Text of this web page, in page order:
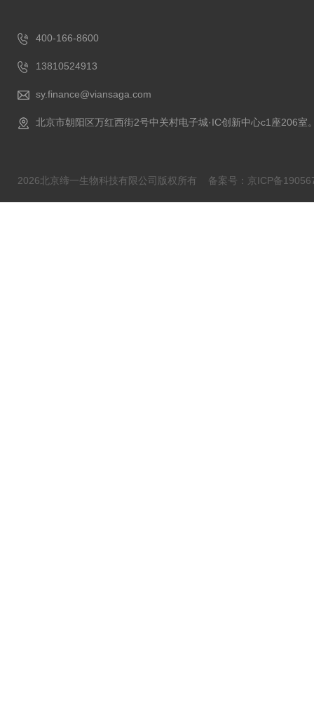
400-166-8600
13810524913
sy.finance@viansaga.com
北京市朝阳区万红西街2号中关村电子城·IC创新中心c1座206室
2026北京缔一生物科技有限公司版权所有 备案号：京ICP备